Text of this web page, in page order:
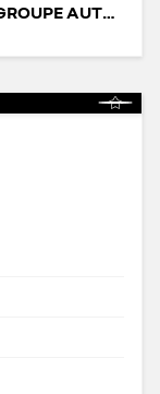
RENAULT AIX EN PROVENCE - GROUPE AUTOSPHERE